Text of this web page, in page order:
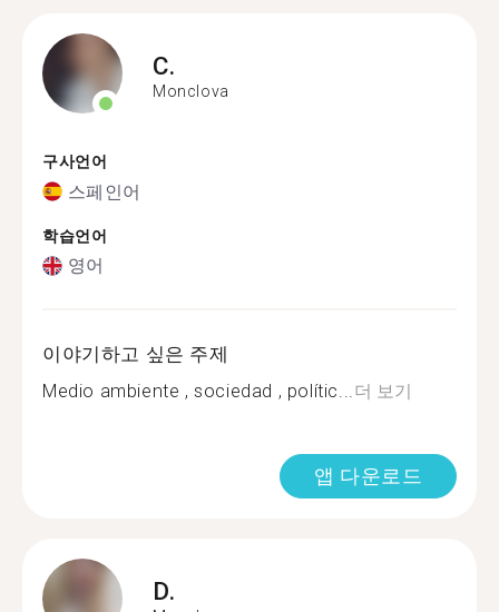
C.
Monclova
구사언어
스페인어
학습언어
영어
이야기하고 싶은 주제
Medio ambiente , sociedad , polític...더 보기
앱 다운로드
D.